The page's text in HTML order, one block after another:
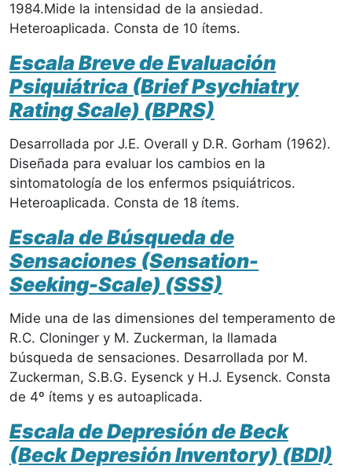
1984.Mide la intensidad de la ansiedad.
Heteroaplicada. Consta de 10 ítems.
Escala Breve de Evaluación
Psiquiátrica (Brief Psychiatry
Rating Scale) (BPRS)
Desarrollada por J.E. Overall y D.R. Gorham (1962).
Diseñada para evaluar los cambios en la
sintomatología de los enfermos psiquiátricos.
Heteroaplicada. Consta de 18 ítems.
Escala de Búsqueda de
Sensaciones (Sensation-
Seeking-Scale) (SSS)
Mide una de las dimensiones del temperamento de
R.C. Cloninger y M. Zuckerman, la llamada
búsqueda de sensaciones. Desarrollada por M.
Zuckerman, S.B.G. Eysenck y H.J. Eysenck. Consta
de 4º ítems y es autoaplicada.
Escala de Depresión de Beck
(Beck Depresión Inventory) (BDI)